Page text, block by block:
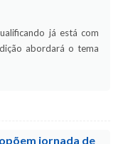
já está com
abordará o tema
jornada de